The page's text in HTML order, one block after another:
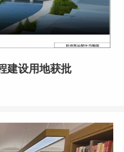
建设用地获批